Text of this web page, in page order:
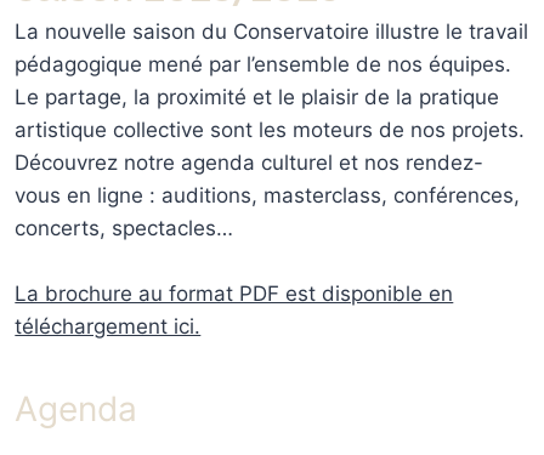
La nouvelle saison du Conservatoire illustre le travail
pédagogique mené par l’ensemble de nos équipes.
Le partage, la proximité et le plaisir de la pratique
artistique collective sont les moteurs de nos projets.
Découvrez notre agenda culturel et nos rendez-
vous en ligne : auditions, masterclass, conférences,
concerts, spectacles…
La brochure au format PDF est disponible en
téléchargement ici.
Agenda